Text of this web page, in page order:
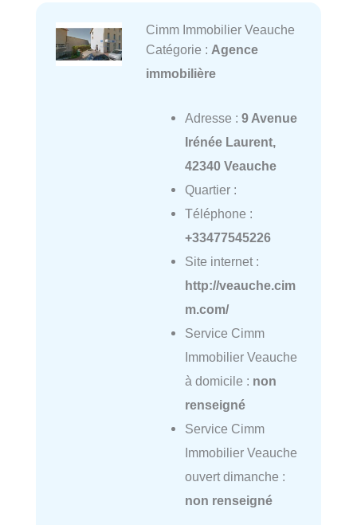
Cimm Immobilier Veauche
Catégorie : Agence
immobilière
Adresse : 9 Avenue
Irénée Laurent,
42340 Veauche
Quartier :
Téléphone :
+33477545226
Site internet :
http://veauche.cim
m.com/
Service Cimm
Immobilier Veauche
à domicile : non
renseigné
Service Cimm
Immobilier Veauche
ouvert dimanche :
non renseigné